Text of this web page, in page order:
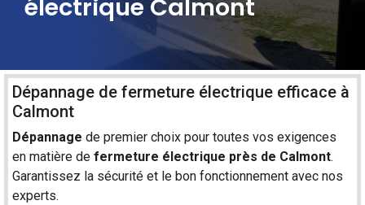
électrique Calmont
Dépannage de fermeture électrique efficace à
Calmont
Dépannage de premier choix pour toutes vos exigences
en matière de fermeture électrique près de Calmont.
Garantissez la sécurité et le bon fonctionnement avec nos
experts.